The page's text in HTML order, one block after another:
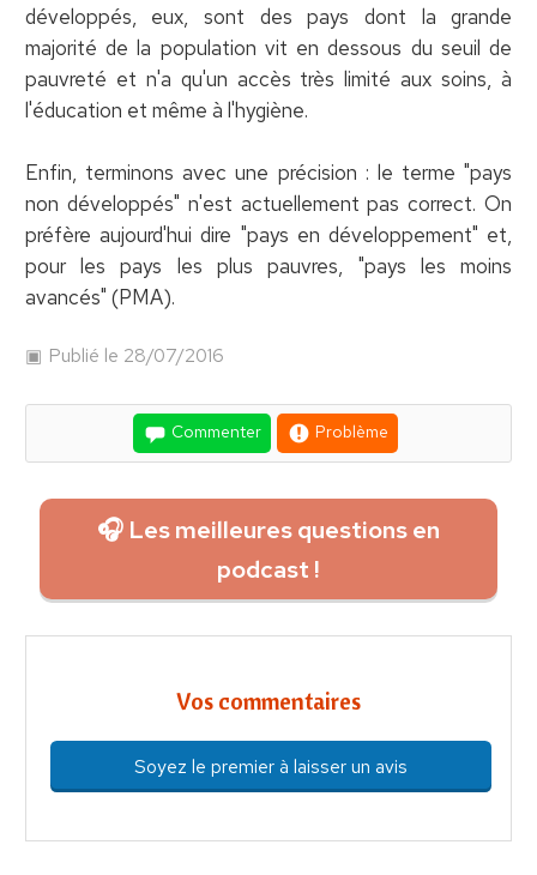
développés, eux, sont des pays dont la grande
majorité de la population vit en dessous du seuil de
pauvreté et n'a qu'un accès très limité aux soins, à
l'éducation et même à l'hygiène.
Enfin, terminons avec une précision : le terme "pays
non développés" n'est actuellement pas correct. On
préfère aujourd'hui dire "pays en développement" et,
pour les pays les plus pauvres, "pays les moins
avancés" (PMA).
Publié le 28/07/2016
Commenter Problème
🎧 Les meilleures questions en
podcast !
Vos commentaires
Soyez le premier à laisser un avis